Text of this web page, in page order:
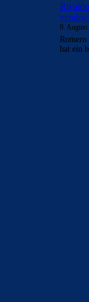
9. August
Romero
hat ein